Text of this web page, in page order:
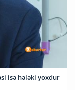
isə hələki yoxdur